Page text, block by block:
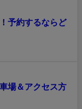
予約するならど
場＆アクセス方